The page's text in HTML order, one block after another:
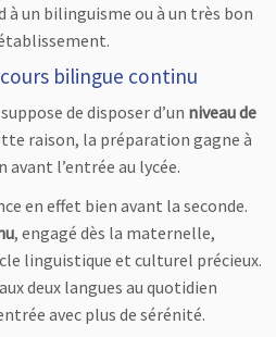
à un bilinguisme ou à un très bon
bilingue continu
de disposer d’un niveau de
raison, la préparation gagne à
avant l’entrée au lycée.
en effet bien avant la seconde.
, engagé dès la maternelle,
linguistique et culturel précieux.
deux langues au quotidien
avec plus de sérénité.